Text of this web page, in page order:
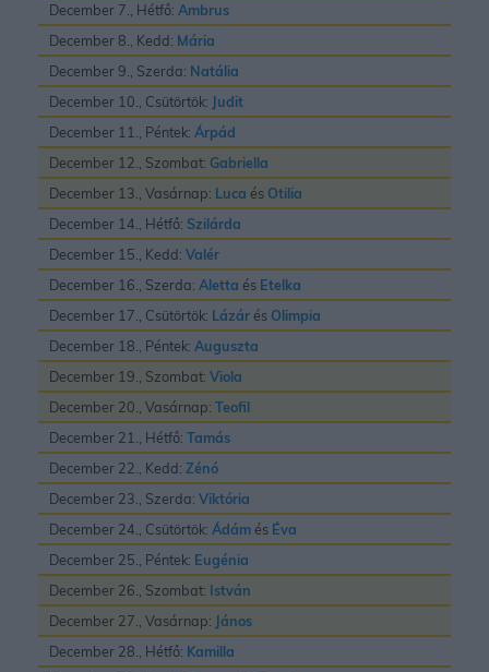
December 7., Hétfő: Ambrus
December 8., Kedd: Mária
December 9., Szerda: Natália
December 10., Csütörtök: Judit
December 11., Péntek: Árpád
December 12., Szombat: Gabriella
December 13., Vasárnap: Luca és Otilia
December 14., Hétfő: Szilárda
December 15., Kedd: Valér
December 16., Szerda: Aletta és Etelka
December 17., Csütörtök: Lázár és Olimpia
December 18., Péntek: Auguszta
December 19., Szombat: Viola
December 20., Vasárnap: Teofil
December 21., Hétfő: Tamás
December 22., Kedd: Zénó
December 23., Szerda: Viktória
December 24., Csütörtök: Ádám és Éva
December 25., Péntek: Eugénia
December 26., Szombat: István
December 27., Vasárnap: János
December 28., Hétfő: Kamilla